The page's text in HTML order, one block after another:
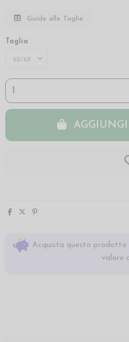
Guide alle Taglie
Taglia
Acquista questo prodotto
valore